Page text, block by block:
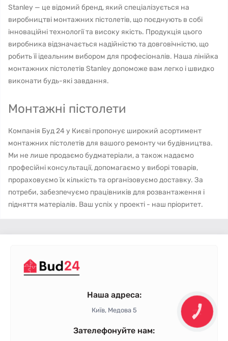
Stanley — це відомий бренд, який спеціалізується на
виробництві монтажних пістолетів, що поєднують в собі
інноваційні технології та високу якість. Продукція цього
виробника відзначається надійністю та довговічністю, що
робить її ідеальним вибором для професіоналів. Наша лінійка
монтажних пістолетів Stanley допоможе вам легко і швидко
виконати будь-які завдання.
Монтажні пістолети
Компанія Буд 24 у Києві пропонує широкий асортимент
монтажних пістолетів для вашого ремонту чи будівництва.
Ми не лише продаємо будматеріали, а також надаємо
професійні консультації, допомагаємо у виборі товарів,
прораховуємо їх кількість та організовуємо доставку. За
потреби, забезпечуємо працівників для розвантаження і
підняття матеріалів. Ваш успіх у проекті - наш пріоритет.
Наша адреса:
Київ, Медова 5
Зателефонуйте нам:
КНОПКА
ЗВ'ЯЗКУ